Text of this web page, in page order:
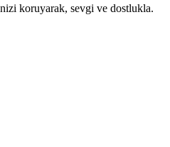
koruyarak, sevgi ve dostlukla.